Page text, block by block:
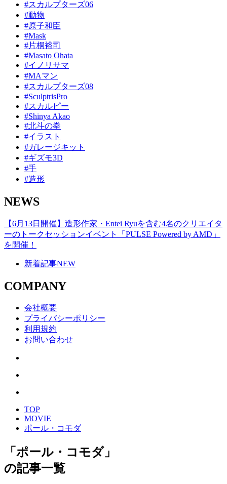
#スカルプターズ06
#動物
#原子和臣
#Mask
#片桐裕司
#Masato Ohata
#イノリサマ
#MAマン
#スカルプターズ08
#SculptrisPro
#スカルピー
#Shinya Akao
#北斗の拳
#イラスト
#ガレージキット
#ギズモ3D
#手
#造形
NEWS
【6月13日開催】造形作家・Entei Ryuを含む4名のクリエイタ
ーのトークセッションイベント「PULSE Powered by AMD」
を開催！
新着記事NEW
COMPANY
会社概要
プライバシーポリシー
利用規約
お問い合わせ
TOP
MOVIE
ポール・コモダ
「 ポール・コモダ 」
の記事一覧